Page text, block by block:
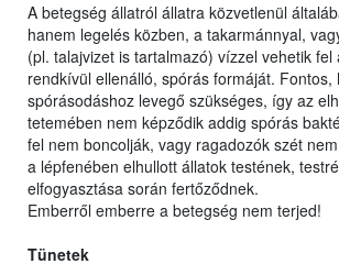
A betegség állatról állatra közvetlenül
hanem legelés közben, a takarmánnyal,
(pl. talajvizet is tartalmazó) vízzel vehetik fel
rendkívül ellenálló, spórás formáját. Fontos,
spórásodáshoz levegő szükséges, így az
tetemében nem képződik addig spórás
fel nem boncolják, vagy ragadozók szét
a lépfenében elhullott állatok testének,
elfogyasztása során fertőződnek.
Emberről emberre a betegség nem terjed!
Tünetek